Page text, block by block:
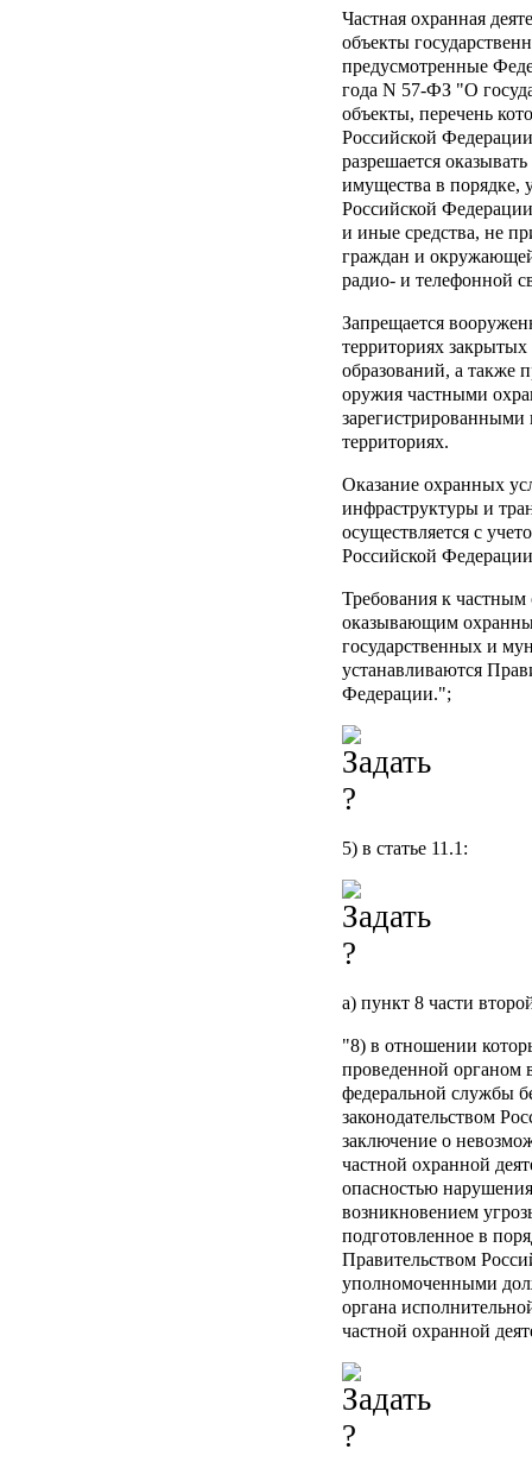
Частная охранная
объекты
предусмотренные
года N 57-ФЗ "О
объекты, перечень
Российской
разрешается
имущества в порядке,
Российской
и иные средства, не
граждан и
радио- и телефонной
Запрещается
территориях
образований, а также
оружия частными
территориях.
Оказание охранных
инфраструктуры и
осуществляется с
Российской
Требования к
оказывающим
государственных и
устанавливаются
Федерации.";
5) в статье 11.1:
а) пункт 8 части
"8) в отношении
проведенной органом
федеральной службы
законодательством
заключение о
частной охранной
опасностью
возникновением
подготовленное в
Правительством
уполномоченными
органа
частной охранной